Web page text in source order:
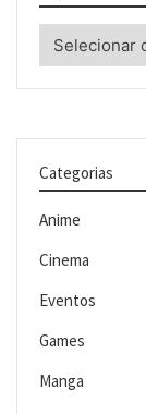
Categorias
Anime
Cinema
Eventos
Games
Manga